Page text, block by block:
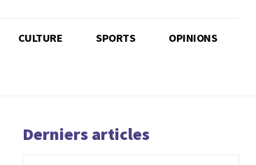
CULTURE SPORTS OPINIONS
Derniers articles